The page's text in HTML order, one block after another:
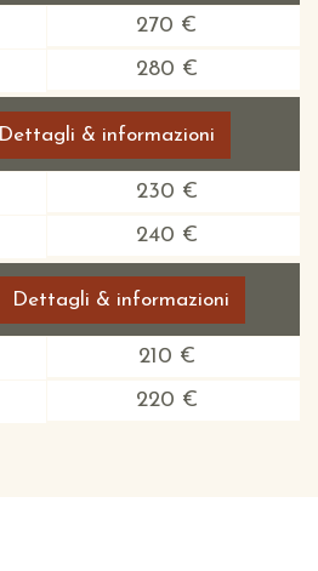
270 €
280 €
Dettagli & informazioni
230 €
240 €
Dettagli & informazioni
210 €
220 €